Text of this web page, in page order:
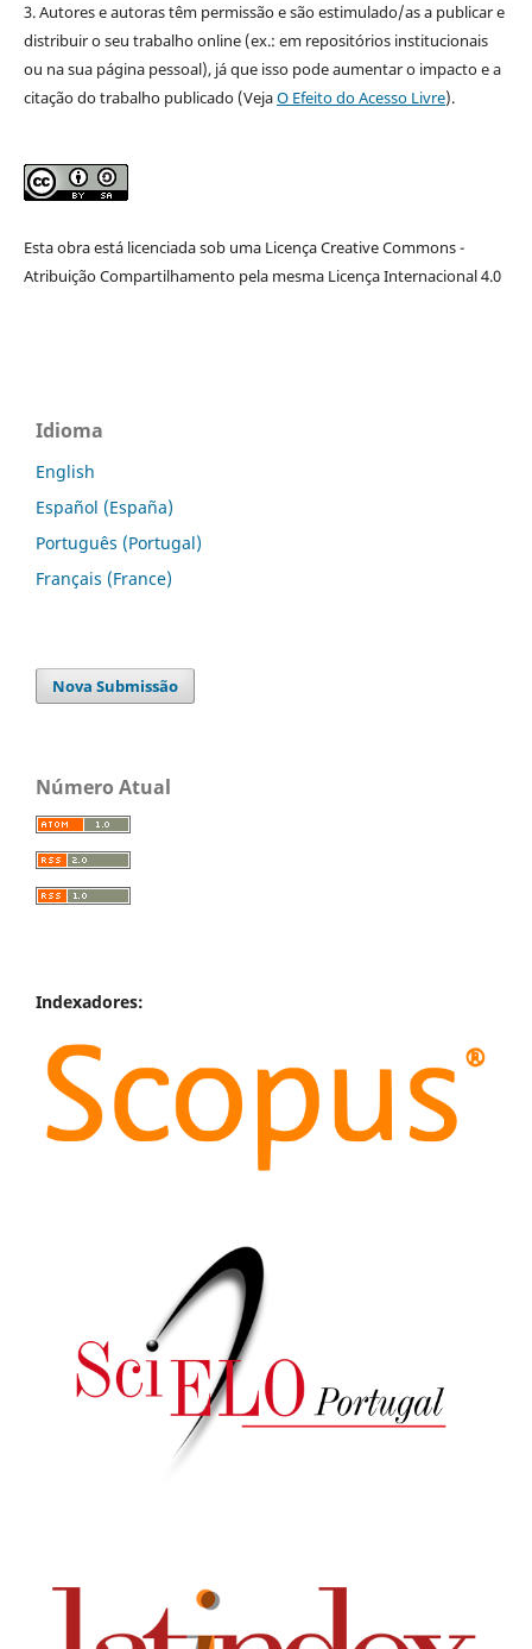
3. Autores e autoras têm permissão e são estimulado/as a publicar e
distribuir o seu trabalho online (ex.: em repositórios institucionais
ou na sua página pessoal), já que isso pode aumentar o impacto e a
citação do trabalho publicado (VejaO Efeito do Acesso Livre).
Esta obra está licenciada sob uma Licença Creative Commons -
Atribuição Compartilhamento pela mesma Licença Internacional 4.0
Idioma
English
Español (España)
Português (Portugal)
Français (France)
Nova Submissão
Número Atual
Indexadores: